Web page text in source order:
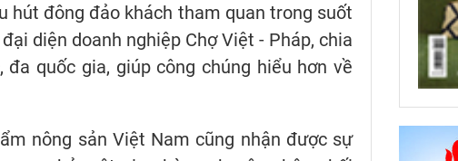
hút đông đảo khách tham quan trong suốt
diện doanh nghiệp Chợ Việt - Pháp, chia
quốc gia, giúp công chúng hiểu hơn về
nông sản Việt Nam cũng nhận được sự